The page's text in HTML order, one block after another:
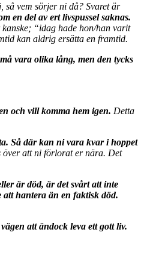
så vem sörjer ni då? Svaret är
en del av ert livspussel saknas.
“idag hade hon/han varit
kan aldrig ersätta en framtid.
vara olika lång, men den tycks
och vill komma hem igen. Detta
Så där kan ni vara kvar i hoppet
över att ni förlorat er nära. Det
är död, är det svårt att inte
hantera än en faktisk död.
att ändock leva ett gott liv.